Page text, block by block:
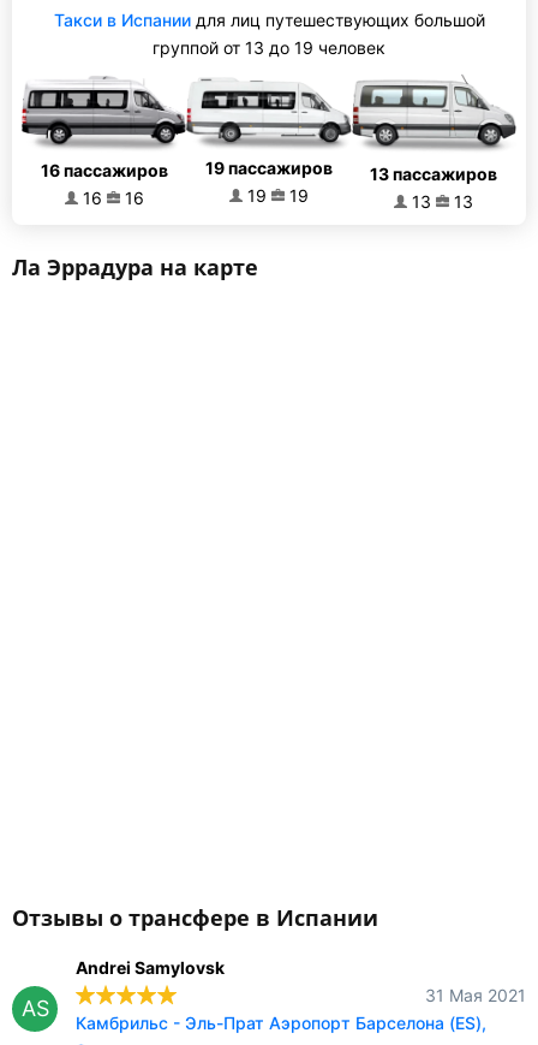
Такси в Испаниидля лиц путешествующих большой
группой от 13 до 19 человек
16 пассажиров
16
16
19 пассажиров
19
19
13 пассажиров
13
13
Ла Эррадура на карте
Отзывы о трансфере в Испании
AS
Andrei Samylovsk
31 Мая 2021
Камбрильс - Эль-Прат Аэропорт Барселона (ES),